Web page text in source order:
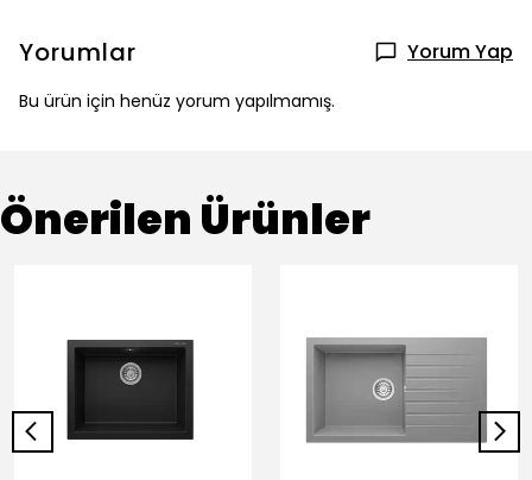
Yorumlar Yorum Yap
Bu ürün için henüz yorum yapılmamış.
Önerilen Ürünler